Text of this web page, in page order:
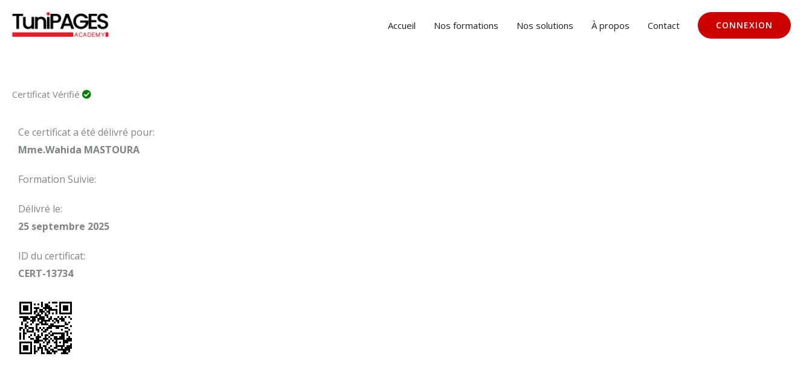
contenu
Accueil Nos formations Nos solutions À propos Contact CONNEXION
Certificat Vérifié
Ce certificat a été délivré pour:
Mme.Wahida MASTOURA
Formation Suivie:
Délivré le:
25 septembre 2025
ID du certificat:
CERT-13734